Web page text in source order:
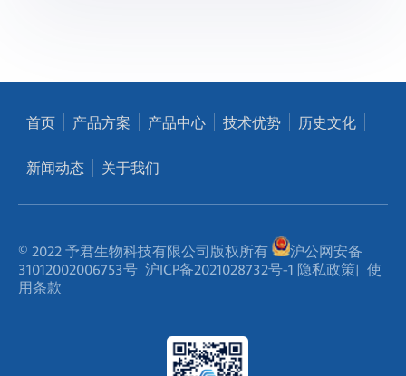
首页 产品方案 产品中心 技术优势 历史文化
新闻动态 关于我们
© 2022 予君生物科技有限公司版权所有
沪公网安备
31012002006753号 沪ICP备2021028732号-1 隐私政策| 使
用条款